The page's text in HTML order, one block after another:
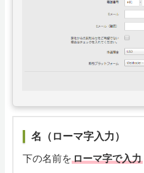
名（ローマ字入力）
下の名前をローマ字で入力